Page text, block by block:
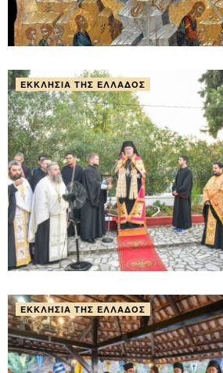
ΕΚΚΛΗΣΊΑ ΤΗΣ ΕΛΛΆΔΟΣ
ΕΚΚΛΗΣΊΑ ΤΗΣ ΕΛΛΆΔΟΣ